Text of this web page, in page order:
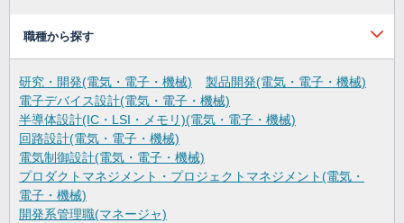
職種から探す
研究・開発(電気・電子・機械)
製品開発(電気・電子・機械)
電子デバイス設計(電気・電子・機械)
半導体設計(IC・LSI・メモリ)(電気・電子・機械)
回路設計(電気・電子・機械)
電気制御設計(電気・電子・機械)
プロダクトマネジメント・プロジェクトマネジメント(電気・
電子・機械)
開発系管理職(マネージャ)